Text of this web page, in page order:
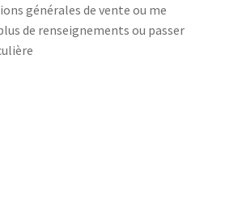
générales de vente ou me
de renseignements ou passer